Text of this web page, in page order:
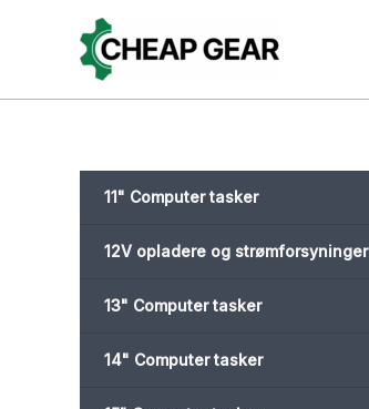
11" Computer tasker
12V opladere og strømforsyninger
13" Computer tasker
14" Computer tasker